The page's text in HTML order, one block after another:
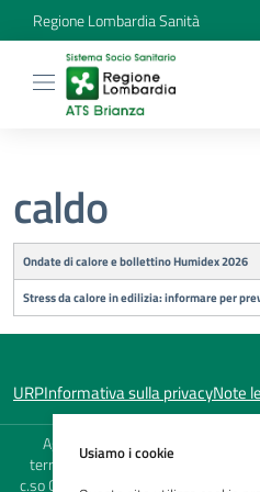
Regione Lombardia Sanità
caldo
Titolo
Ondate di calore e bollettino Humidex 2026
Stress da calore in edilizia: informare per
URPInformativa sulla privacyNote
Agenzia di Tutela della Salute
territoriale: viale Elvezia, 2 -
c.so Carlo Alberto 120 - 23900
Usiamo i cookie